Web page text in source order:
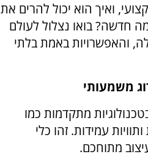
ואיך הוא יכול להרים את
חדשה? בואו נצלול לעולם
והאפשרויות באמת בלתי
משמעותי
מתקדמות כמו
עמידות. זהו כלי
מתוחכם.